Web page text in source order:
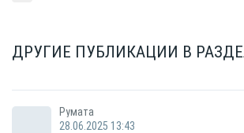
ДРУГИЕ ПУБЛИКАЦИИ В
Румата
28.06.2025 13:43